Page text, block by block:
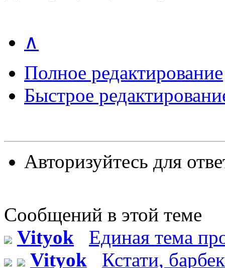
∧
Полное редактирование
Быстрое
Авторизуйтесь для
Сообщений в этой теме
Vityok
Единая тема
Vityok
Кстати,